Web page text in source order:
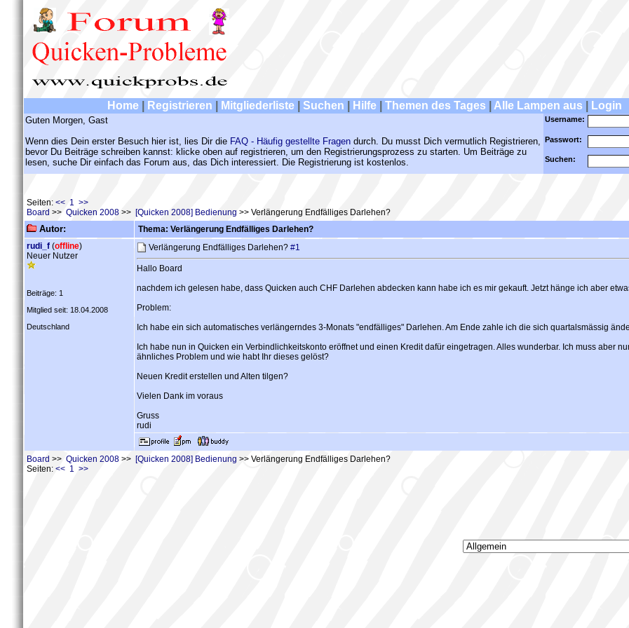
Home Registrieren Mitgliederliste Suchen Hilfe Themen des Tages Alle Lampen aus Login
Guten Morgen, Gast
Wenn dies Dein erster Besuch hier ist, lies Dir die FAQ - Häufig gestellte Fragen durch. Du musst Dich vermutlich Registrieren,
bevor Du Beiträge schreiben kannst: klicke oben auf registrieren, um den Registrierungsprozess zu starten. Um Beiträge zu
lesen, suche Dir einfach das Forum aus, das Dich interessiert. Die Registrierung ist kostenlos.
Username:
Passwort:
Suchen:
Seiten: << 1 >>
Board >> Quicken 2008 >> [Quicken 2008] Bedienung >> Verlängerung Endfälliges Darlehen?
Autor:
Thema: Verlängerung Endfälliges Darlehen?
rudi_f (offline)
Neuer Nutzer
Beiträge: 1
Mitglied seit: 18.04.2008
Deutschland
Verlängerung Endfälliges Darlehen? #1
Hallo Board
nachdem ich gelesen habe, dass Quicken auch CHF Darlehen abdecken kann habe ich es mir gekauft. Jetzt hänge ich aber
Problem:
Ich habe ein sich automatisches verlängerndes 3-Monats "endfälliges" Darlehen. Am Ende zahle ich die sich quartalsmässig
Ich habe nun in Quicken ein Verbindlichkeitskonto eröffnet und einen Kredit dafür eingetragen. Alles wunderbar. Ich muss aber
ähnliches Problem und wie habt Ihr dieses gelöst?
Neuen Kredit erstellen und Alten tilgen?
Vielen Dank im voraus
Gruss
rudi
Board >> Quicken 2008 >> [Quicken 2008] Bedienung >> Verlängerung Endfälliges Darlehen?
Seiten: << 1 >>